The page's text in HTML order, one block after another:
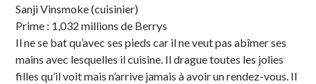
Sanji Vinsmoke (cuisinier)
Prime : 1,032 millions de Berrys
Il ne se bat qu’avec ses pieds car il ne veut pas abîmer ses
mains avec lesquelles il cuisine. Il drague toutes les jolies
filles qu’il voit mais n’arrive jamais à avoir un rendez-vous. Il